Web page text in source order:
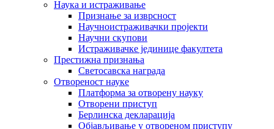
Наука и истраживање
Признање за изврсност
Научноистраживачки пројекти
Научни скупови
Истраживачке јединице факултета
Престижна признања
Светосавска награда
Отвореност науке
Платформа за отворену науку
Отворени приступ
Берлинска декларација
Објављивање у отвореном приступу